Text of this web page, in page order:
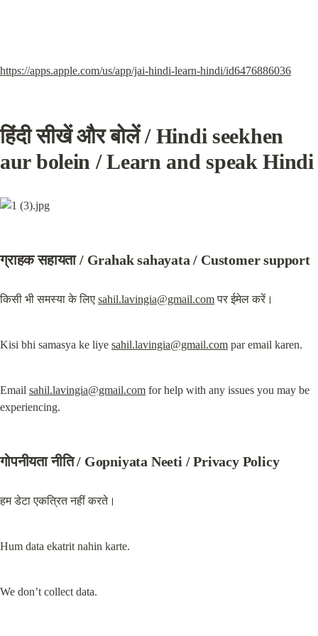
https://apps.apple.com/us/app/jai-hindi-learn-hindi/id6476886036
हिंदी सीखें और बोलें / Hindi seekhen
aur bolein / Learn and speak Hindi
ग्राहक सहायता / Grahak sahayata / Customer support
किसी भी समस्या के लिए sahil.lavingia@gmail.com पर ईमेल करें।
Kisi bhi samasya ke liye sahil.lavingia@gmail.com par email karen.
Email sahil.lavingia@gmail.com for help with any issues you may be
experiencing.
गोपनीयता नीति / Gopniyata Neeti / Privacy Policy
हम डेटा एकत्रित नहीं करते।
Hum data ekatrit nahin karte.
We don’t collect data.